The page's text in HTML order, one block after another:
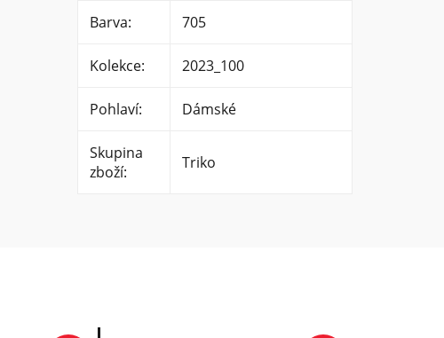
Barva: 705
Kolekce: 2023_100
Pohlaví: Dámské
Skupina
zboží: Triko